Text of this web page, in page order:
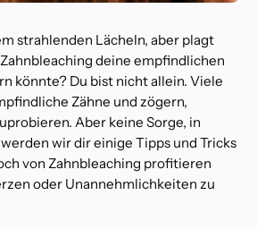
strahlenden Lächeln, aber plagt
deine empfindlichen
könnte? Du bist nicht allein. Viele
Zähne und zögern,
Aber keine Sorge, in
wir dir einige Tipps und Tricks
von Zahnbleaching profitieren
oder Unannehmlichkeiten zu